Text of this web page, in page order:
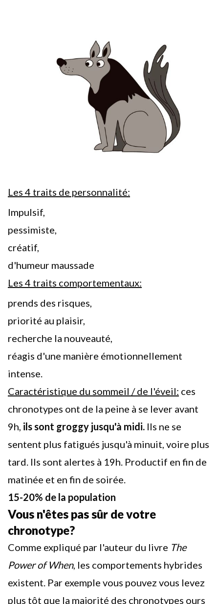
Les 4 traits de personnalité:
Impulsif,
pessimiste,
créatif,
d'humeur maussade
Les 4 traits comportementaux:
prends des risques,
priorité au plaisir,
recherche la nouveauté,
réagis d'une manière émotionnellement
intense.
Caractéristique du sommeil / de l'éveil: ces
chronotypes ont de la peine à se lever avant
9h, ils sont groggy jusqu'à midi. Ils ne se
sentent plus fatigués jusqu'à minuit, voire plus
tard. Ils sont alertes à 19h. Productif en fin de
matinée et en fin de soirée.
15-20% de la population
Vous n'êtes pas sûr de votre
chronotype?
Comme expliqué par l'auteur du livre The
Power of When, les comportements hybrides
existent. Par exemple vous pouvez vous levez
plus tôt que la majorité des chronotypes ours